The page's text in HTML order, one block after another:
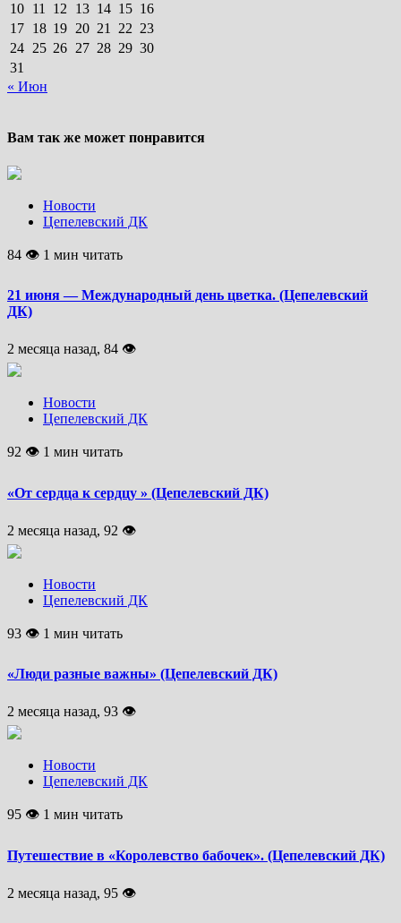
10 11 12 13 14 15 16
17 18 19 20 21 22 23
24 25 26 27 28 29 30
31
« Июн
Вам так же может понравится
Новости
Цепелевский ДК
84 👁 1 мин читать
21 июня — Международный день цветка. (Цепелевский
ДК)
2 месяца назад, 84 👁
Новости
Цепелевский ДК
92 👁 1 мин читать
«От сердца к сердцу » (Цепелевский ДК)
2 месяца назад, 92 👁
Новости
Цепелевский ДК
93 👁 1 мин читать
«Люди разные важны» (Цепелевский ДК)
2 месяца назад, 93 👁
Новости
Цепелевский ДК
95 👁 1 мин читать
Путешествие в «Королевство бабочек». (Цепелевский ДК)
2 месяца назад, 95 👁